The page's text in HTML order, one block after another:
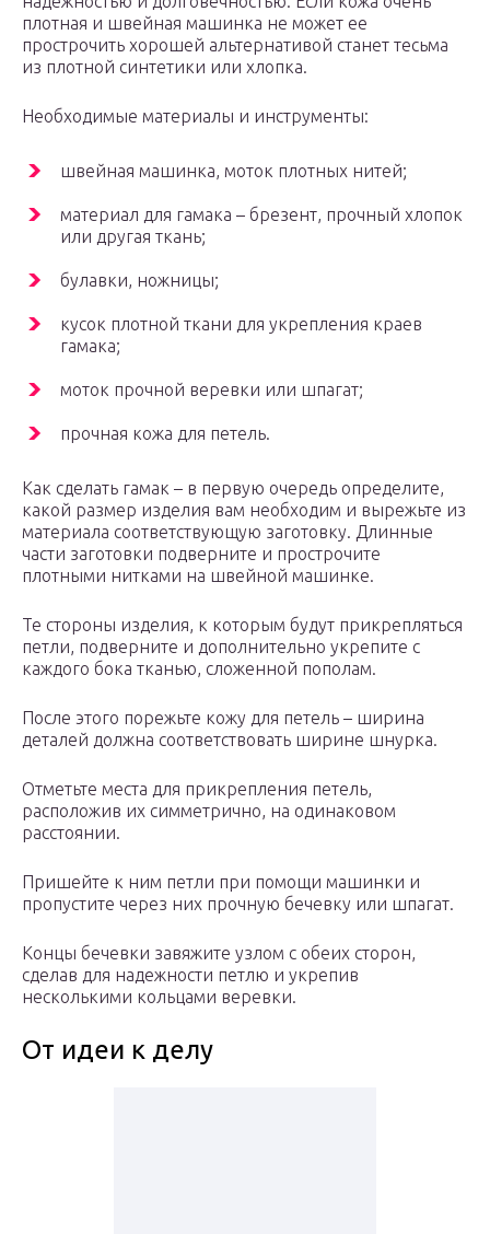
плотная и швейная машинка не может ее
прострочить хорошей альтернативой станет тесьма
из плотной синтетики или хлопка.
Необходимые материалы и инструменты:
швейная машинка, моток плотных нитей;
материал для гамака – брезент, прочный хлопок
или другая ткань;
булавки, ножницы;
кусок плотной ткани для укрепления краев
гамака;
моток прочной веревки или шпагат;
прочная кожа для петель.
Как сделать гамак – в первую очередь определите,
какой размер изделия вам необходим и вырежьте из
материала соответствующую заготовку. Длинные
части заготовки подверните и прострочите
плотными нитками на швейной машинке.
Те стороны изделия, к которым будут прикрепляться
петли, подверните и дополнительно укрепите с
каждого бока тканью, сложенной пополам.
После этого порежьте кожу для петель – ширина
деталей должна соответствовать ширине шнурка.
Отметьте места для прикрепления петель,
расположив их симметрично, на одинаковом
расстоянии.
Пришейте к ним петли при помощи машинки и
пропустите через них прочную бечевку или шпагат.
Концы бечевки завяжите узлом с обеих сторон,
сделав для надежности петлю и укрепив
несколькими кольцами веревки.
От идеи к делу